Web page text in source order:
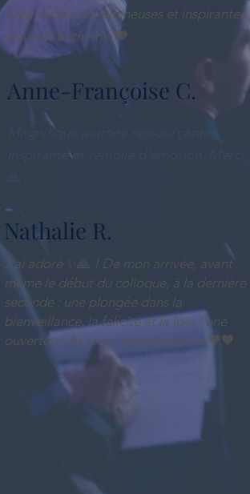
Des personnes lumineuses et inspirantes
ouvrent le chemin 🧡
Anne-Françoise C.
Magnifique journée ressourçante,
inspirante et remplie d'émotion. Merci
Nathalie R.
J'ai adoré ✨🙏 ! De mon arrivée, avant
même le début du colloque, à la dernière
seconde : une plongée dans la
bienveillance, la félicité et la joie ! une
ouverture du coeur extraordinaire 🧡🧡